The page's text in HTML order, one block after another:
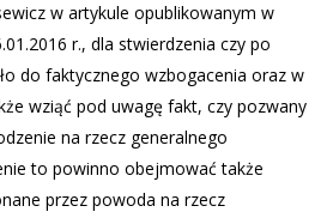
w artykule opublikowanym w
r., dla stwierdzenia czy po
do faktycznego wzbogacenia oraz w
wziąć pod uwagę fakt, czy pozwany
na rzecz generalnego
to powinno obejmować także
przez powoda na rzecz